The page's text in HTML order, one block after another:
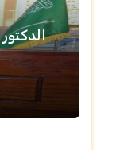
في إدارة المستشفيات